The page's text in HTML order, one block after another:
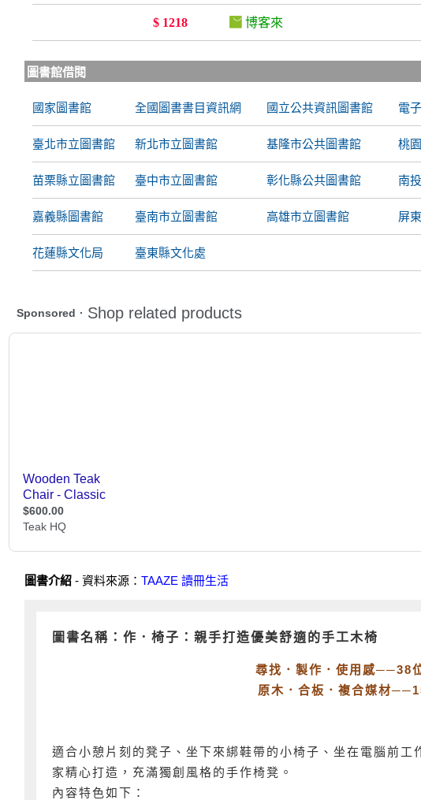
$ 1218 博客來
圖書館借閱
國家圖書館 全國圖書書目資訊網 國立公共資訊圖書館 電
臺北市立圖書館 新北市立圖書館 基隆市公共圖書館 桃
苗栗縣立圖書館 臺中市立圖書館 彰化縣公共圖書館 南
嘉義縣圖書館 臺南市立圖書館 高雄市立圖書館 屏
花蓮縣文化局 臺東縣文化處
圖書介紹 - 資料來源： TAAZE 讀冊生活
圖書名稱：作．椅子：親手打造優美舒適的手工木椅
尋找．製作．使用感──38
原木．合板．複合媒材
適合小憩片刻的凳子、坐下來綁鞋帶的小椅子、坐在電腦前
家精心打造，充滿獨創風格的手作椅凳。
內容特色如下：